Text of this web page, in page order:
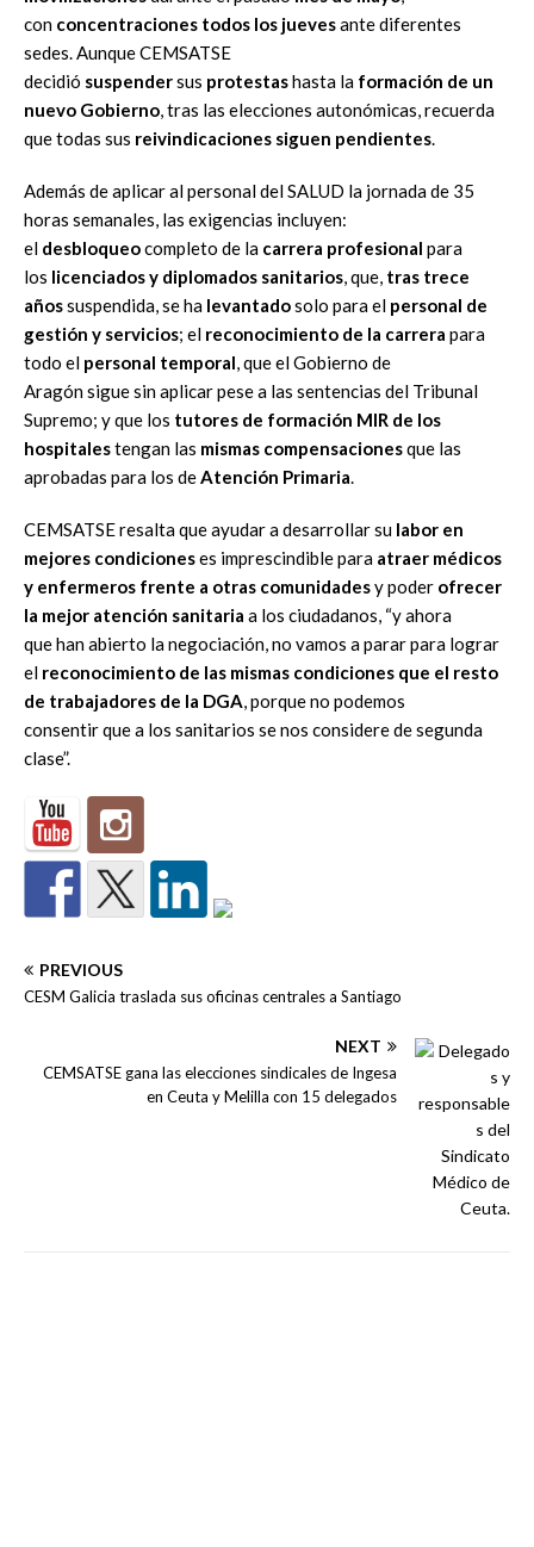
con concentraciones todos los juevesante diferentes
sedes. Aunque CEMSATSE
decidió suspendersus protestashasta la formación de un
nuevo Gobierno, tras las elecciones autonómicas, recuerda
que todas sus reivindicaciones siguen pendientes.
Además de aplicar al personal del SALUD la jornada de 35
horas semanales, las exigencias incluyen:
el desbloqueocompleto de la carrera profesional para
los licenciados y diplomados sanitarios, que, tras trece
añossuspendida, se ha levantadosolo para el personal de
gestión y servicios; el reconocimiento de la carrera para
todo el personal temporal, que el Gobierno de
Aragón sigue sin aplicar pese a las sentencias del Tribunal
Supremo; y que los tutores de formación MIR de los
hospitalestengan las mismas compensacionesque las
aprobadas para los deAtención Primaria.
CEMSATSE resalta que ayudar a desarrollar su labor en
mejores condicioneses imprescindible para atraer médicos
y enfermeros frente a otras comunidadesy poder ofrecer
la mejor atención sanitaria a los ciudadanos, “y ahora
que han abierto la negociación, no vamos a parar para lograr
el reconocimiento de las mismas condiciones que el resto
de trabajadores de la DGA, porque no podemos
consentir que a los sanitarios se nos considere de segunda
clase”.
PREVIOUS
CESM Galicia traslada sus oficinas centrales a Santiago
NEXT
CEMSATSE gana las elecciones sindicales de Ingesa
en Ceuta y Melilla con 15 delegados